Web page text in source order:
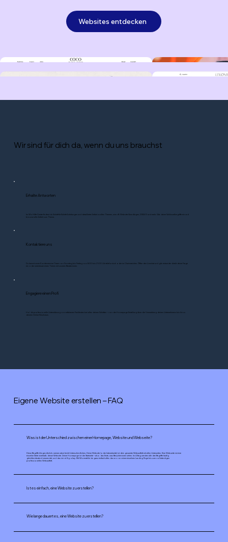
Websites entdecken
Wir sind für dich da, wenn du uns brauchst
Erhalte Antworten
Im Wix Hilfe-Center findest du Schritt-für-Schritt-Anleitungen und detaillierte Artikel zu allen Themen, wie z.B. Website-Grundlagen, DSGVO und mehr. Gib deine Schlüsselbegriffe ein und
browse alle Artikel zum Thema.
Kontaktiere uns
Du kannst unser Kundenservice-Team von Sonntag bis Freitag von 8:00 bis 21:00 Uhr telefonisch oder im Chat erreichen. Öffne den Livechat und gib entweder direkt deine Frage
ein oder vereinbare einen Termin mit unseren Berater:innen.
Engagiere einen Profi
Hol dir professionelle Unterstützung von erfahrenen Fachleuten bei allen deinen Schritten – von der Homepage Erstellung über die Vermarktung deines Unternehmens bis hin zu
deinem Online-Wachstum.
Eigene Website erstellen – FAQ
Was ist der Unterschied zwischen einer Homepage, Website und Webseite?
Diese Begriffe klingen ähnlich, meinen aber leicht Unterschiedliches: Deine Website (oder Internetseite) ist dein gesamter Webauftritt mit allen Unterseiten. Eine Webseite ist eine
einzelne Seite innerhalb dieser Website. Deine Homepage ist die Startseite – also das Erste, was Besucher:innen sehen. Im Alltag werden alle drei Begriffe häufig
gleichbedeutend verwendet, und das ist völlig okay. Mit Wix erstellst du ganz einfach alles davon: von einer einzelnen Landing Page bis zum vollständigen
professionellen Webauftritt.
Ist es einfach, eine Website zu erstellen?
Wie lange dauert es, eine Website zu erstellen?